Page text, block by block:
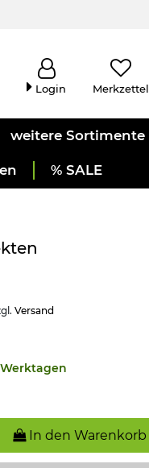
Login Merkzettel
weitere Sortimente
% SALE
Versand
In den Warenkorb